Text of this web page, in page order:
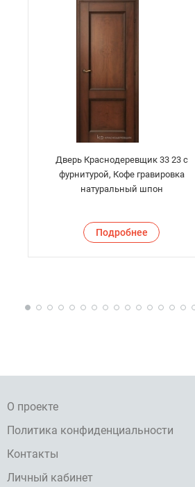
Дверь Краснодеревщик 33 23 с
фурнитурой, Кофе гравировка
натуральный шпон
Подробнее
О проекте
Политика конфиденциальности
Контакты
Личный кабинет